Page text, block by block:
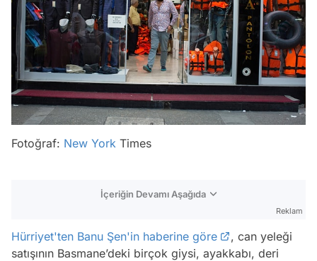
Fotoğraf: New York Times
İçeriğin Devamı Aşağıda
Reklam
Hürriyet'ten Banu Şen'in haberine göre
, can yeleği
satışının Basmane’deki birçok giysi, ayakkabı, deri